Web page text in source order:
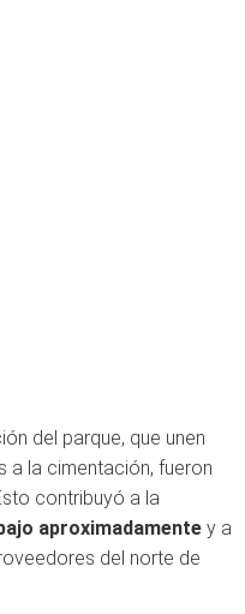
del parque, que unen
a la cimentación, fueron
contribuyó a la
aproximadamente y a
del norte de